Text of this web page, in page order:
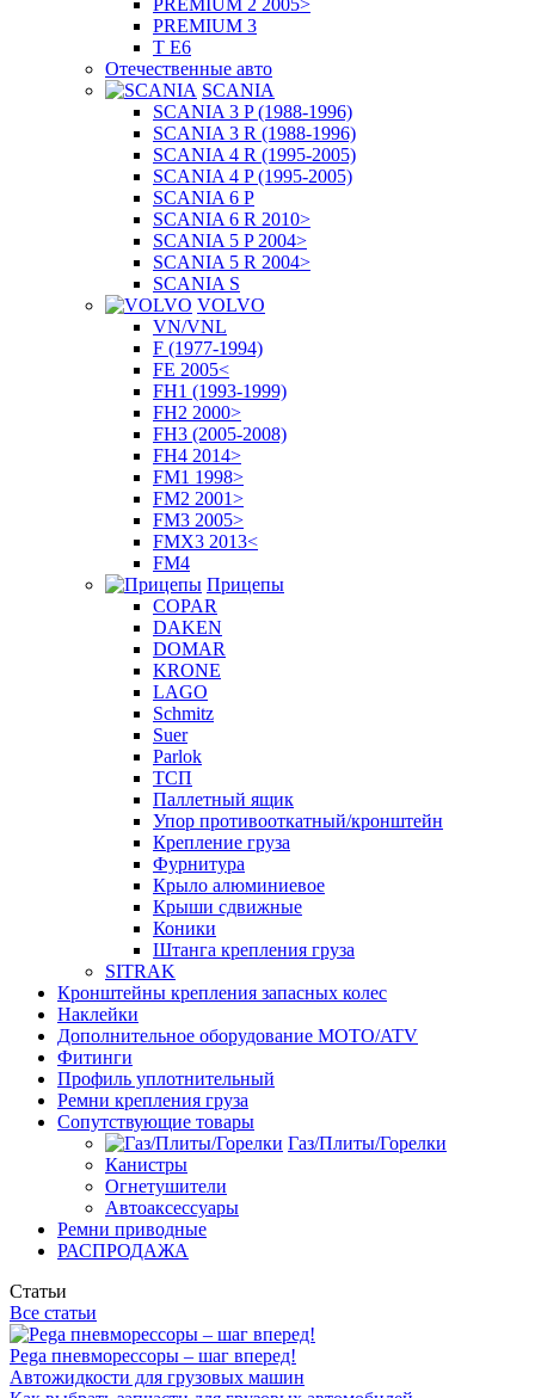
PREMIUM 2 2005>
PREMIUM 3
T E6
Отечественные авто
SCANIA
SCANIA 3 P (1988-1996)
SCANIA 3 R (1988-1996)
SCANIA 4 R (1995-2005)
SCANIA 4 P (1995-2005)
SCANIA 6 P
SCANIA 6 R 2010>
SCANIA 5 P 2004>
SCANIA 5 R 2004>
SCANIA S
VOLVO
VN/VNL
F (1977-1994)
FE 2005<
FH1 (1993-1999)
FH2 2000>
FH3 (2005-2008)
FH4 2014>
FM1 1998>
FM2 2001>
FM3 2005>
FMX3 2013<
FM4
Прицепы
COPAR
DAKEN
DOMAR
KRONE
LAGO
Schmitz
Suer
Parlok
ТСП
Паллетный ящик
Упор противооткатный/кронштейн
Крепление груза
Фурнитура
Крыло алюминиевое
Крыши сдвижные
Коники
Штанга крепления груза
SITRAK
Кронштейны крепления запасных колес
Наклейки
Дополнительное оборудование MOTO/ATV
Фитинги
Профиль уплотнительный
Ремни крепления груза
Сопутствующие товары
Газ/Плиты/Горелки
Канистры
Огнетушители
Автоаксессуары
Ремни приводные
РАСПРОДАЖА
Статьи
Все статьи
Pega пневморессоры – шаг вперед!
Автожидкости для грузовых машин